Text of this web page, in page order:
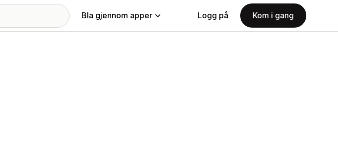
Bla gjennom apper Logg på Kom i gang